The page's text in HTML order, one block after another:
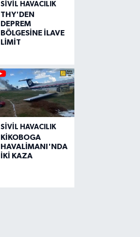
SIVIL HAVACILIK
THY'DEN
DEPREM
BÖLGESİNE İLAVE
LİMİT
SIVIL HAVACILIK
KİKOBOGA
HAVALİMANI'NDA
İKİ KAZA